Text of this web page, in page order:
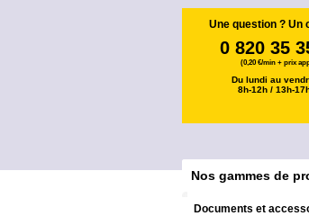
Une question ? Un
0 820 35
(0,20 €/min + prix
Du lundi au
8h-12h / 13h-
Nos gammes de
Documents et